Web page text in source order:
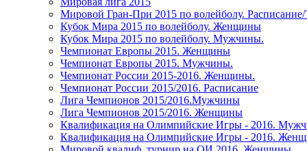
Мировой Гран-При 2015 по волейболу.
Кубок Мира 2015 по волейболу. Женщины
Кубок Мира 2015 по волейболу. Мужчины.
Чемпионат Европы 2015. Женщины
Чемпионат Европы 2015. Мужчины.
Чемпионат России 2015-2016. Женщины.
Чемпионат России 2015/2016. Расписание
Лига Чемпионов 2015/2016.Мужчины
Лига Чемпионов 2015/2016. Женщины
Квалификация на Олимпийские Игры - 2016.
Квалификация на Олимпийские Игры - 2016.